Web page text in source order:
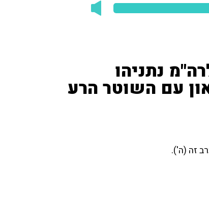
נתניהו
עם השוטר הרע
זה (ה').